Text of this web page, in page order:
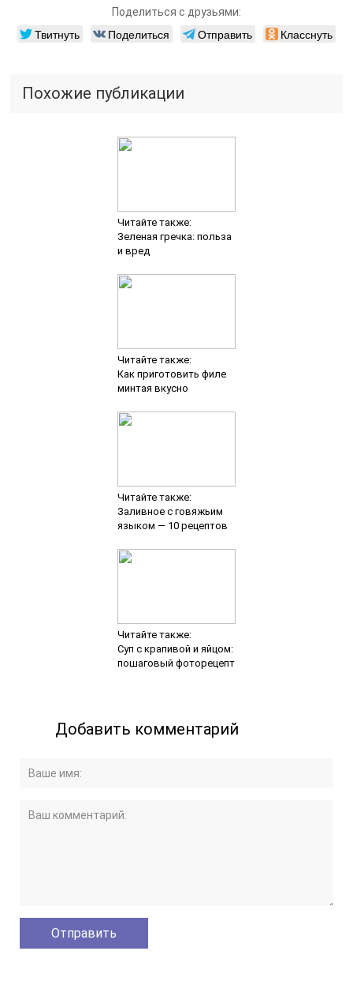
Поделиться с друзьями:
Твитнуть Поделиться Отправить Класснуть
Похожие публикации
Читайте также:
Зеленая гречка: польза
и вред
Читайте также:
Как приготовить филе
минтая вкусно
Читайте также:
Заливное с говяжьим
языком — 10 рецептов
Читайте также:
Суп с крапивой и яйцом:
пошаговый фоторецепт
Добавить комментарий